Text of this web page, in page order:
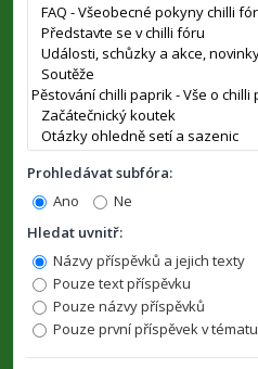
Prohledávat subfóra:
Ano
Ne
Hledat uvnitř:
Názvy příspěvků a jejich texty
Pouze text příspěvku
Pouze názvy příspěvků
Pouze první příspěvek v tématu